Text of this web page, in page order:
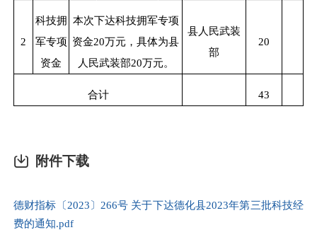
2
科技拥
军专项
资金
本次下达科技拥军专项
资金20万元，具体为县
人民武装部20万元。
县人民武装
部
20
合计 43
附件下载
德财指标〔2023〕266号 关于下达德化县2023年第三批科技经
费的通知.pdf